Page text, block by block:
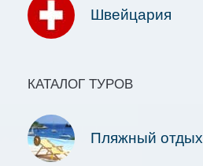
Швейцария
КАТАЛОГ ТУРОВ
Пляжный отдых